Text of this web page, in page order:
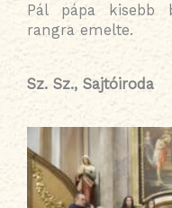
Pál pápa kisebb
rangra emelte.
Sz. Sz., Sajtóiroda